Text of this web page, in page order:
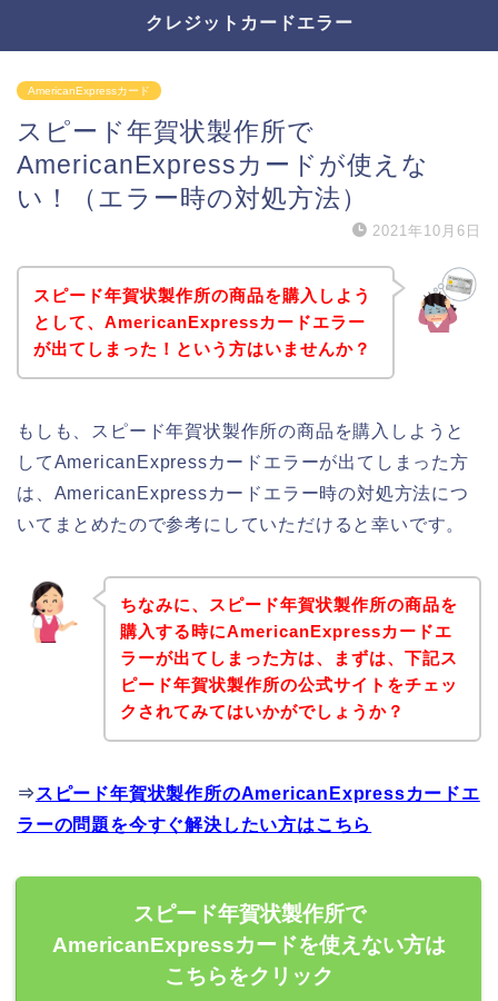
クレジットカードエラー
AmericanExpressカード
スピード年賀状製作所で
AmericanExpressカードが使えな
い！（エラー時の対処方法）
2021年10月6日
スピード年賀状製作所の商品を購入しよう
として、AmericanExpressカードエラー
が出てしまった！という方はいませんか？
もしも、スピード年賀状製作所の商品を購入しようと
してAmericanExpressカードエラーが出てしまった方
は、AmericanExpressカードエラー時の対処方法につ
いてまとめたので参考にしていただけると幸いです。
ちなみに、スピード年賀状製作所の商品を
購入する時にAmericanExpressカードエ
ラーが出てしまった方は、まずは、下記ス
ピード年賀状製作所の公式サイトをチェッ
クされてみてはいかがでしょうか？
⇒ スピード年賀状製作所のAmericanExpressカードエ
ラーの問題を今すぐ解決したい方はこちら
スピード年賀状製作所で
AmericanExpressカードを使えない方は
こちらをクリック